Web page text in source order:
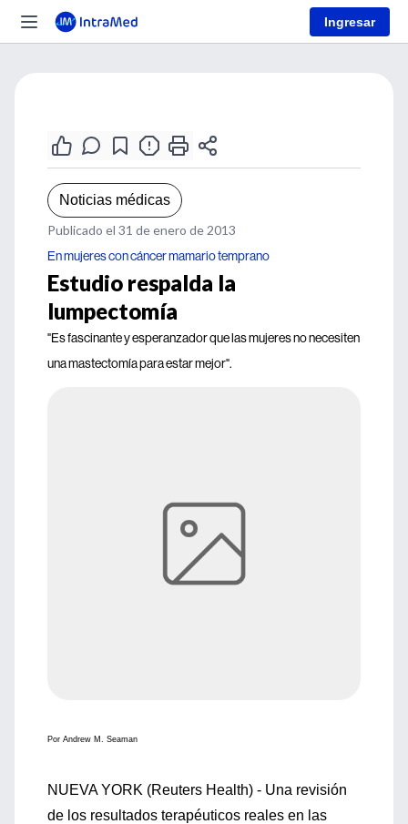
Ingresar
Noticias médicas
Publicado el 31 de enero de 2013
En mujeres con cáncer mamario temprano
Estudio respalda la
lumpectomía
"Es fascinante y esperanzador que las mujeres no necesiten
una mastectomía para estar mejor".
Por Andrew M. Seaman
NUEVA YORK (Reuters Health) - Una revisión
de los resultados terapéuticos reales en las